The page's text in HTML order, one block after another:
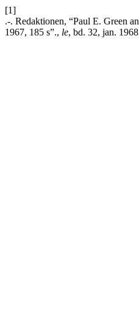
[1]
.-. Redaktionen, “Paul E. Green
1967, 185 s”., le, bd. 32, jan.